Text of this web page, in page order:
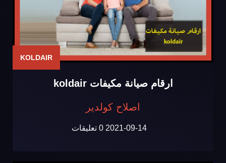
KOLDAIR
ارقام صيانة مكيفات koldair
اصلاح كولدير
2021-09-14 0 تعليقات